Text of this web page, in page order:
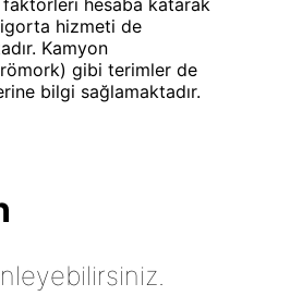
faktörleri hesaba katarak
hizmeti de
Kamyon
gibi terimler de
bilgi sağlamaktadır.